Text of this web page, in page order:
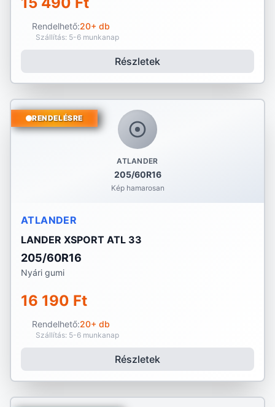
Rendelhető:20+ db
Szállítás: 5-6 munkanap
Részletek
ATLANDER
205/60R16
Kép hamarosan
RENDELÉSRE
ATLANDER
LANDER XSPORT ATL 33
205/60R16
Nyári gumi
16 190 Ft
Rendelhető:20+ db
Szállítás: 5-6 munkanap
Részletek